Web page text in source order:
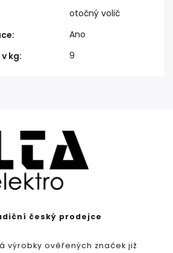
otočný volič
:
Ano
kg: 9
český prodejce
výrobky ověřených značek již